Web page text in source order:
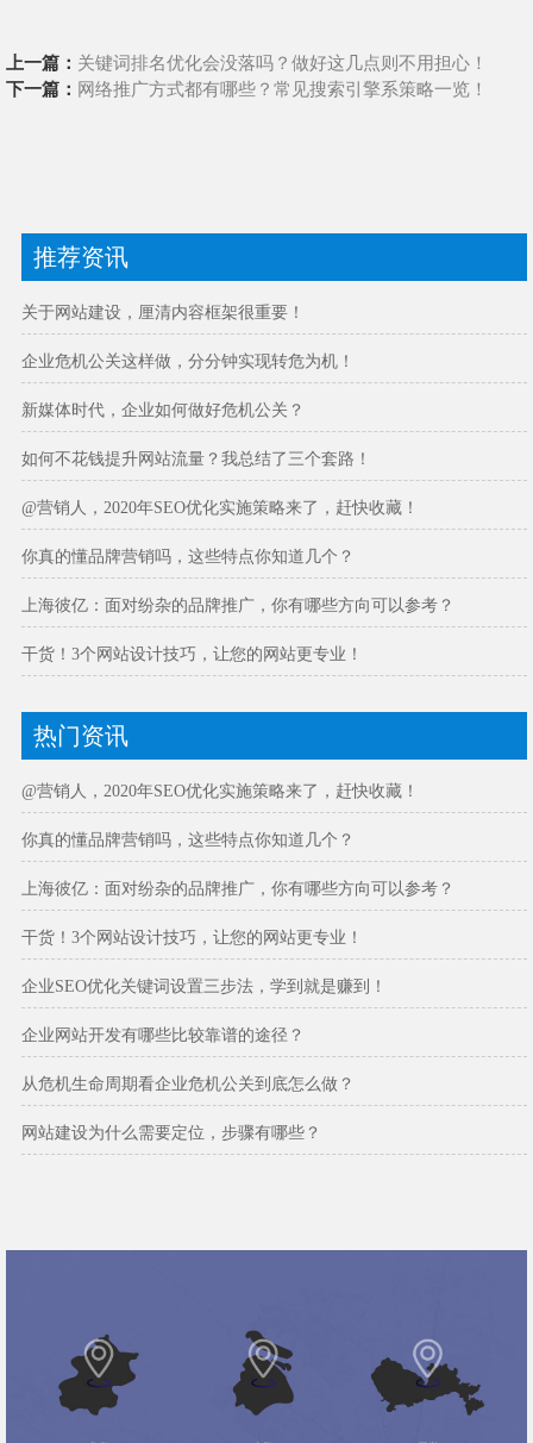
上一篇： 关键词排名优化会没落吗？做好这几点则不用担心！
下一篇： 网络推广方式都有哪些？常见搜索引擎系策略一览！
推荐资讯
关于网站建设，厘清内容框架很重要！
企业危机公关这样做，分分钟实现转危为机！
新媒体时代，企业如何做好危机公关？
如何不花钱提升网站流量？我总结了三个套路！
@营销人，2020年SEO优化实施策略来了，赶快收藏！
你真的懂品牌营销吗，这些特点你知道几个？
上海彼亿：面对纷杂的品牌推广，你有哪些方向可以参考？
干货！3个网站设计技巧，让您的网站更专业！
热门资讯
@营销人，2020年SEO优化实施策略来了，赶快收藏！
你真的懂品牌营销吗，这些特点你知道几个？
上海彼亿：面对纷杂的品牌推广，你有哪些方向可以参考？
干货！3个网站设计技巧，让您的网站更专业！
企业SEO优化关键词设置三步法，学到就是赚到！
企业网站开发有哪些比较靠谱的途径？
从危机生命周期看企业危机公关到底怎么做？
网站建设为什么需要定位，步骤有哪些？